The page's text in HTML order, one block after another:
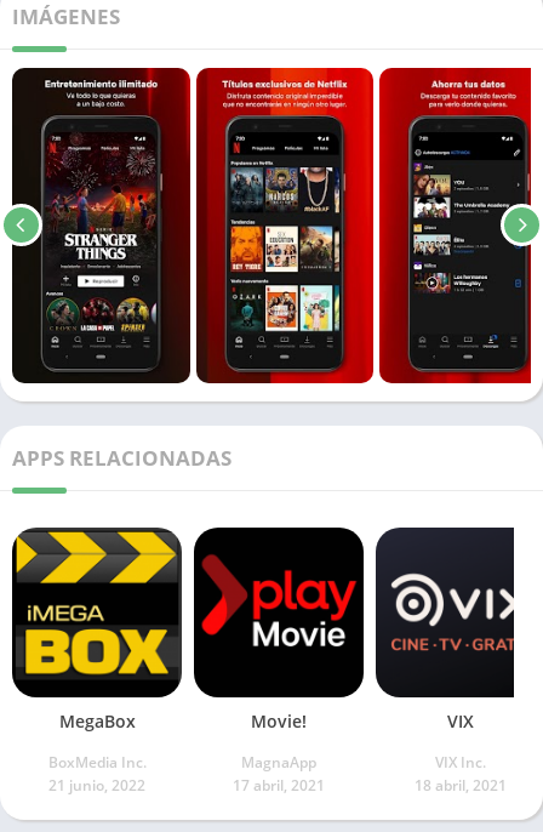
IMÁGENES
APPS RELACIONADAS
MegaBox
BoxMedia Inc.
21 junio, 2022
Movie!
MagnaApp
17 abril, 2021
VIX
VIX Inc.
18 abril, 2021